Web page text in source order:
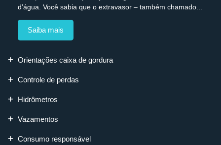
d’água. Você sabia que o extravasor – também chamado...
Saiba mais
Orientações caixa de gordura
Controle de perdas
Hidrômetros
Vazamentos
Consumo responsável